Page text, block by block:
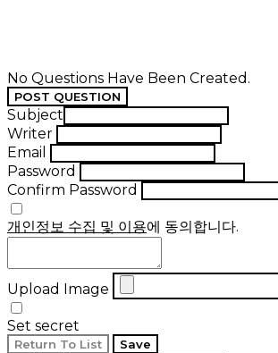
No Questions Have Been Created.
POST QUESTION
Subject
Writer
Email
Password
Confirm Password
개인정보 수집 및 이용에 동의합니다.
Upload Image
Set secret
Return To List Save